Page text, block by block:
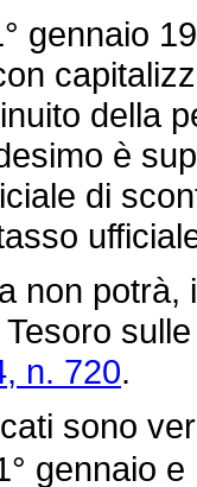
della
è
di
potrà,
n. 720.
sono
gennaio